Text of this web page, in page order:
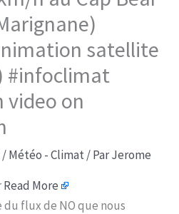
satellite
#infoclimat
video on
/Météo - Climat/ ParJerome
Read More
flux de NO que nous